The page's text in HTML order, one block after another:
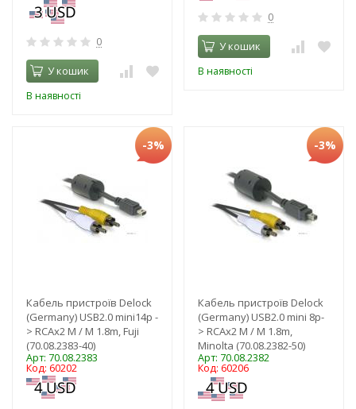
0
У кошик
В наявності
0
У кошик
В наявності
-3%
Кабель пристроїв Delock
(Germany) USB2.0 mini14p -
> RCAx2 M / M 1.8m, Fuji
(70.08.2383-40)
Арт: 70.08.2383
Код: 60202
-3%
Кабель пристроїв Delock
(Germany) USB2.0 mini 8p-
> RCAx2 M / M 1.8m,
Minolta (70.08.2382-50)
Арт: 70.08.2382
Код: 60206